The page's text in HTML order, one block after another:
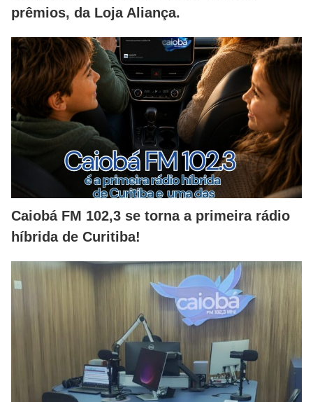
prêmios, da Loja Aliança.
Caiobá FM 102,3 se torna a primeira rádio
híbrida de Curitiba!